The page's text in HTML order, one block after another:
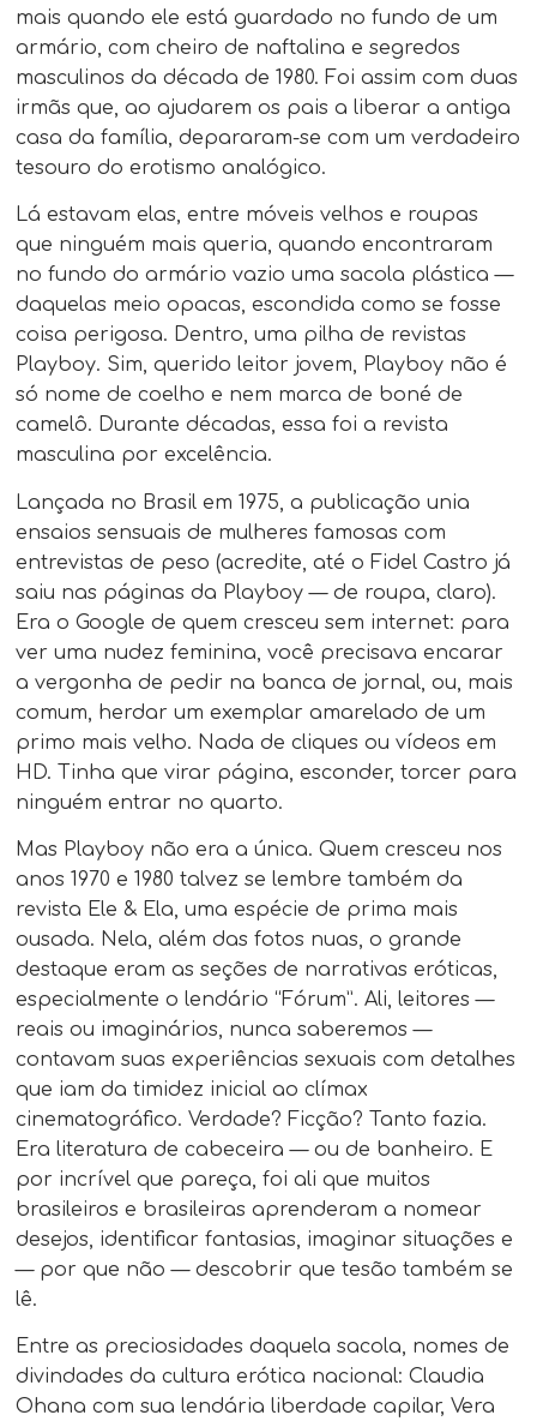
mais quando ele está guardado no fundo de um
armário, com cheiro de naftalina e segredos
masculinos da década de 1980. Foi assim com duas
irmãs que, ao ajudarem os pais a liberar a antiga
casa da família, depararam-se com um verdadeiro
tesouro do erotismo analógico.
Lá estavam elas, entre móveis velhos e roupas
que ninguém mais queria, quando encontraram
no fundo do armário vazio uma sacola plástica —
daquelas meio opacas, escondida como se fosse
coisa perigosa. Dentro, uma pilha de revistas
Playboy. Sim, querido leitor jovem, Playboy não é
só nome de coelho e nem marca de boné de
camelô. Durante décadas, essa foi a revista
masculina por excelência.
Lançada no Brasil em 1975, a publicação unia
ensaios sensuais de mulheres famosas com
entrevistas de peso (acredite, até o Fidel Castro já
saiu nas páginas da Playboy — de roupa, claro).
Era o Google de quem cresceu sem internet: para
ver uma nudez feminina, você precisava encarar
a vergonha de pedir na banca de jornal, ou, mais
comum, herdar um exemplar amarelado de um
primo mais velho. Nada de cliques ou vídeos em
HD. Tinha que virar página, esconder, torcer para
ninguém entrar no quarto.
Mas Playboy não era a única. Quem cresceu nos
anos 1970 e 1980 talvez se lembre também da
revista Ele & Ela, uma espécie de prima mais
ousada. Nela, além das fotos nuas, o grande
destaque eram as seções de narrativas eróticas,
especialmente o lendário “Fórum”. Ali, leitores —
reais ou imaginários, nunca saberemos —
contavam suas experiências sexuais com detalhes
que iam da timidez inicial ao clímax
cinematográfico. Verdade? Ficção? Tanto fazia.
Era literatura de cabeceira — ou de banheiro. E
por incrível que pareça, foi ali que muitos
brasileiros e brasileiras aprenderam a nomear
desejos, identificar fantasias, imaginar situações e
— por que não — descobrir que tesão também se
lê.
Entre as preciosidades daquela sacola, nomes de
divindades da cultura erótica nacional: Claudia
Ohana com sua lendária liberdade capilar, Vera